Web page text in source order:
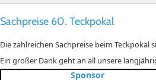
Sachpreise 60. Teckpokal
Die zahlreichen Sachpreise beim
Ein großer Dank geht an all unsere
Sponsor